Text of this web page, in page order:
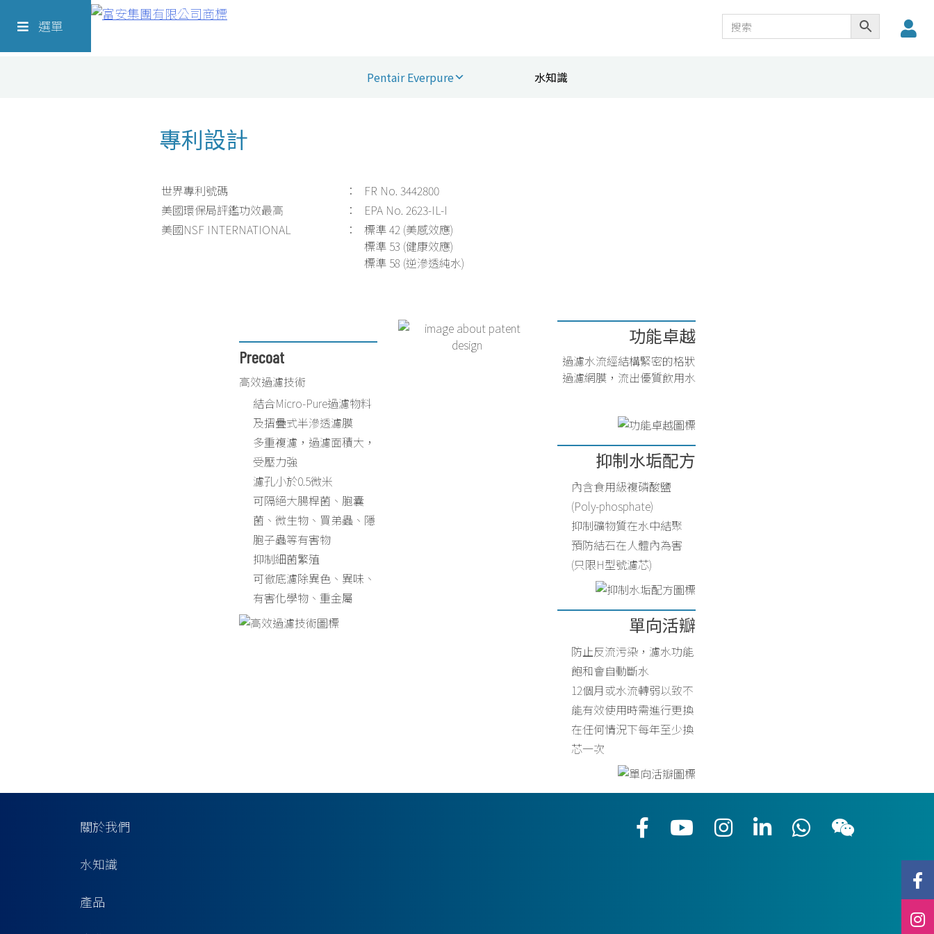
選單
Pentair Everpure 水知識
專利設計
世界專利號碼 ：
FR No. 3442800
美國環保局評鑑功效最高
：
EPA No. 2623-IL-I
美國NSF INTERNATIONAL
：
標準 42 (美感效應)
標準 53 (健康效應)
標準 58 (逆滲透純水)
Precoat
高效過濾技術
結合Micro-Pure過濾物料
及摺疊式半滲透濾膜
多重複濾，過濾面積大，
受壓力強
濾孔小於0.5微米
可隔絕大腸桿菌、胞囊
菌、微生物、買弟蟲、隱
胞子蟲等有害物
抑制細菌繁殖
可徹底濾除異色、異味、
有害化學物、重金屬
功能卓越
過濾水流經結構緊密的格狀
過濾網膜，流出優質飲用水
抑制水垢配方
內含食用級複磷酸鹽
(Poly-phosphate)
抑制礦物質在水中結聚
預防結石在人體內為害
(只限H型號濾芯)
單向活瓣
防止反流污染，濾水功能
飽和會自動斷水
12個月或水流轉弱以致不
能有效使用時需進行更換
在任何情況下每年至少換
芯一次
關於我們
水知識
產品